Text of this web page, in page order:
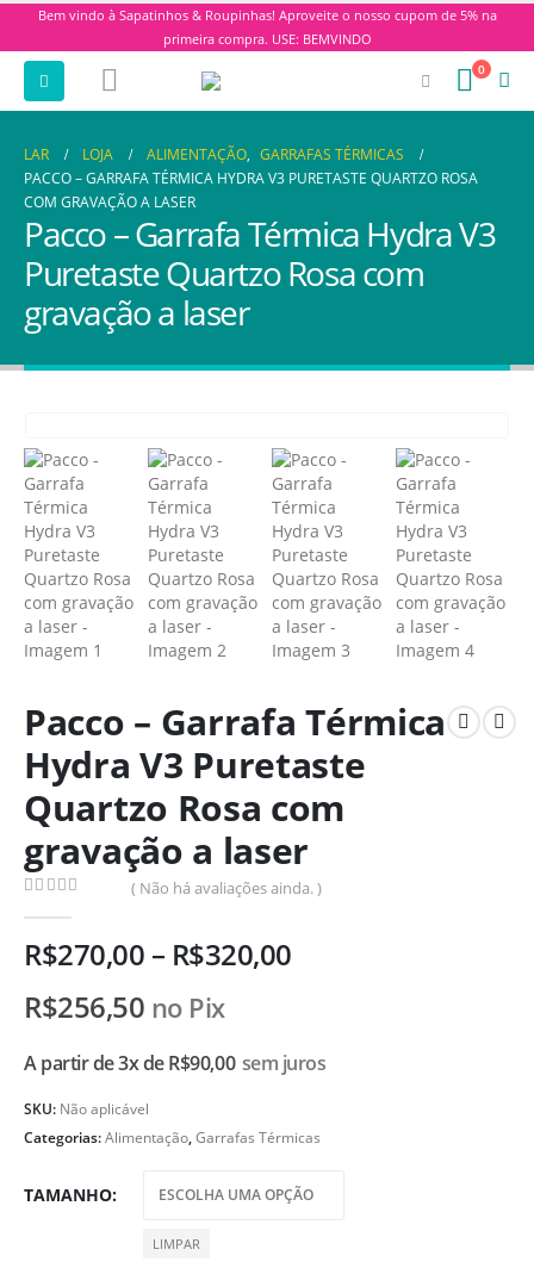
Bem vindo à Sapatinhos & Roupinhas! Aproveite o nosso cupom de 5% na
primeira compra. USE: BEMVINDO
0
LAR LOJA ALIMENTAÇÃO, GARRAFAS TÉRMICAS
PACCO – GARRAFA TÉRMICA HYDRA V3 PURETASTE QUARTZO ROSA
COM GRAVAÇÃO A LASER
Pacco – Garrafa Térmica Hydra V3
Puretaste Quartzo Rosa com
gravação a laser
Pacco – Garrafa Térmica
Hydra V3 Puretaste
Quartzo Rosa com
gravação a laser
( Não há avaliações ainda. )
R$270,00 – R$320,00
R$256,50 no Pix
A partir de 3x deR$90,00 sem juros
SKU: Não aplicável
Categorias:Alimentação,Garrafas Térmicas
TAMANHO
LIMPAR